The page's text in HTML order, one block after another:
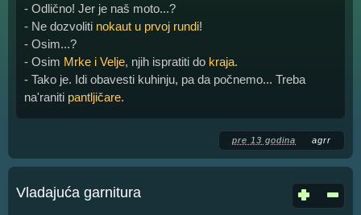
- Odlično! Jer je naš moto...?
- Ne dozvoliti nokaut u prvoj rundi!
- Osim...?
- Osim Mrke i Velje, njih ispratiti do kraja.
- Tako je. Idi obavesti kuhinju, pa da počnemo... Treba
na'raniti pantljičare.
pre 13 godina agrr
Vladajuća garnitura